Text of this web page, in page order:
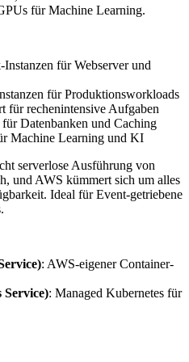
für Machine Learning.
für Webserver und
für Produktionsworkloads
für rechenintensive Aufgaben
Datenbanken und Caching
Machine Learning und KI
serverlose Ausführung von
und AWS kümmert sich um alles
Ideal für Event-getriebene
: AWS-eigener Container-
Service): Managed Kubernetes für